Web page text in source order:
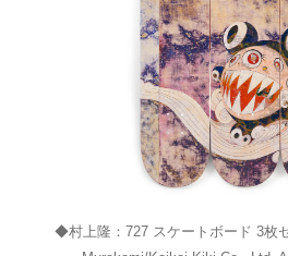
◆村上隆：727 スケートボード 3枚